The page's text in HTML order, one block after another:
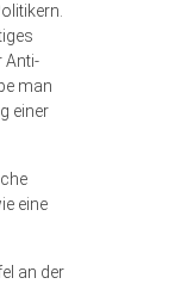
Anti-
man
einer
eine
an der